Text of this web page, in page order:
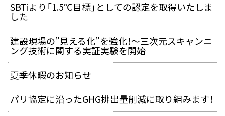
SBTiより「1.5℃目標」としての認定を取得いたしま
した
建設現場の”見える化”を強化！～三次元スキャンニ
ング技術に関する実証実験を開始
夏季休暇のお知らせ
パリ協定に沿ったGHG排出量削減に取り組みます！